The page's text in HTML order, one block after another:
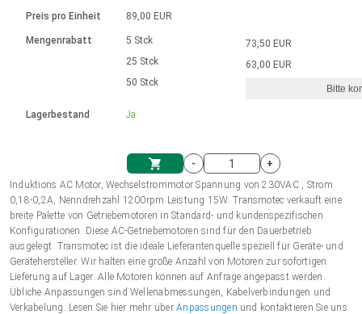
Einheitssystem
Einkaufswagen
Hubmagnete
230 - 50 Hz | 110 - 60 Hz
Drehzahlregelung für die AIS-Serie
Bürstenlose Gleichstrommotoren
mit Planetengetriebe und internem
Ø 28-42| 1-1400 rpm | <= 290Ncm
Bürstenlose DC Motor Controller
Gleichstrommotoren mit
Schneckengetriebe und Bürsten
Ø43-124mm | 31-425rpm | ≤ 41Nm
Treiber für Gleichstrommotoren mit
Synchron-Asynchron | für 1-4 Elektrozylinder
Synchron-Asynchron | für 1-4 Elektrozylinder
Français (EUR)
Polski (EUR)
Norsk (NOK)
Suomi (EUR)
Preis pro Einheit
Mengenrabatt
Lagerbestand
89,00 EUR
5 Stck
25 Stck
50 Stck
Ja
73,50 EUR
63,00 EUR
Bitte
-
+
Induktions AC Motor, Wechselstrommotor Spannung von 230VAC , Strom
0,18-0,2A, Nenndrehzahl 1200rpm Leistung 15W. Transmotec verkauft eine
breite Palette von Getriebemotoren in Standard- und kundenspezifischen
Konfigurationen. Diese AC-Getriebemotoren sind für den Dauerbetrieb
ausgelegt. Transmotec ist die ideale Lieferantenquelle speziell für Geräte- und
Gerätehersteller. Wir halten eine große Anzahl von Motoren zur sofortigen
Lieferung auf Lager. Alle Motoren können auf Anfrage angepasst werden.
Übliche Anpassungen sind Wellenabmessungen, Kabelverbindungen und
Verkabelung. Lesen Sie hier mehr überAnpassungen und kontaktieren Sie uns